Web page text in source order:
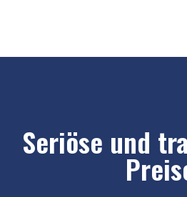
Seriöse und